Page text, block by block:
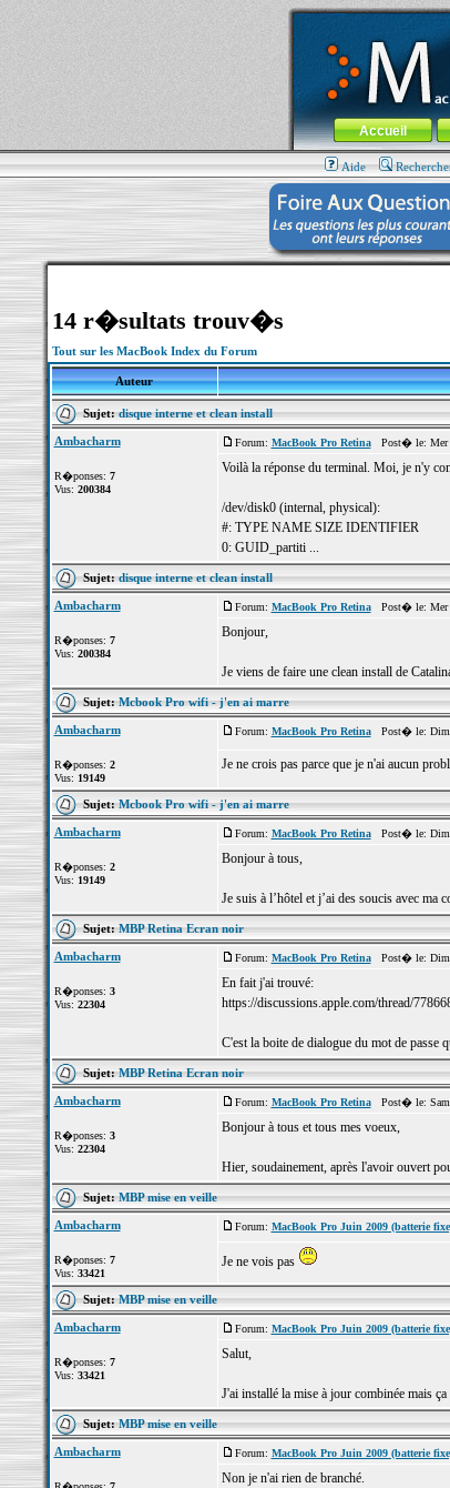
MacBook-fr.com : 100% Apple...
Aller au contenu-Aller au
Menu général
Accueil
Aide
14 r�sultats trouv�s
Tout sur les MacBook Index du Forum
Auteur
Sujet:disque interne et clean install
Ambacharm
R�ponses: 7
Vus: 200384
Forum: MacBook Pro RetinaPost� le: Mer
Voilà la réponse du terminal. Moi, je n'y
/dev/disk0 (internal, physical):
#: TYPE NAME SIZE IDENTIFIER
0: GUID_partiti ...
Sujet:disque interne et clean install
Ambacharm
R�ponses: 7
Vus: 200384
Forum: MacBook Pro RetinaPost� le: Mer
Bonjour,
Je viens de faire une clean install de
Sujet:Mcbook Pro wifi - j'en ai marre
Ambacharm
R�ponses: 2
Vus: 19149
Forum: MacBook Pro RetinaPost� le: Dim
Je ne crois pas parce que je n'ai aucun
Sujet:Mcbook Pro wifi - j'en ai marre
Ambacharm
R�ponses: 2
Vus: 19149
Forum: MacBook Pro RetinaPost� le: Dim
Bonjour à tous,
Je suis à l’hôtel et j’ai des soucis avec
Sujet:MBP Retina Ecran noir
Ambacharm
R�ponses: 3
Vus: 22304
Forum: MacBook Pro RetinaPost� le: Dim
En fait j'ai trouvé:
https://discussions.apple.com/thread/
C'est la boite de dialogue du mot de passe
Sujet:MBP Retina Ecran noir
Ambacharm
R�ponses: 3
Vus: 22304
Forum: MacBook Pro RetinaPost� le: Sam
Bonjour à tous et tous mes voeux,
Hier, soudainement, après l'avoir ouvert
Sujet:MBP mise en veille
Ambacharm
R�ponses: 7
Vus: 33421
Forum: MacBook Pro Juin 2009 (batterie
Je ne vois pas
Sujet:MBP mise en veille
Ambacharm
R�ponses: 7
Vus: 33421
Forum: MacBook Pro Juin 2009 (batterie
Salut,
J'ai installé la mise à jour combinée mais
Sujet:MBP mise en veille
Ambacharm Forum: MacBook Pro Juin 2009 (batterie
Non je n'ai rien de branché.